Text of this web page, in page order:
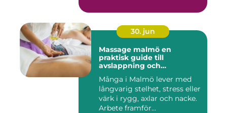
30. jun
Massage malmö en
praktisk guide till
avslappning och
Många i Malmö lever med
långvarig stelhet, stress eller
värk i rygg, axlar och nacke.
Arbete framför...